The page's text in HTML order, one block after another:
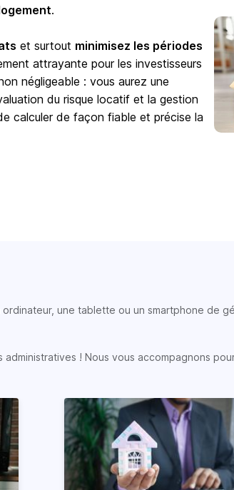
.
et surtout minimisez les périodes
attrayante pour les investisseurs
négligeable : vous aurez une
du risque locatif et la gestion
calculer de façon fiable et précise la
une tablette ou un smartphone de
! Nous vous accompagnons